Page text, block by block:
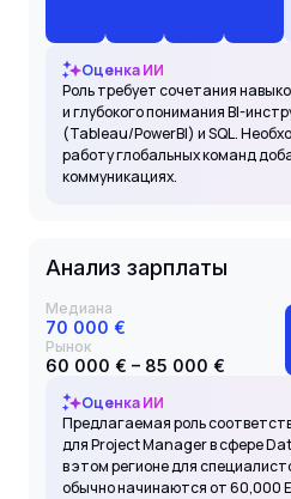
Оценка ИИ
Роль требует сочетания
и глубокого понимания BI-
(Tableau/PowerBI) и SQL.
работу глобальных команд
коммуникациях.
Анализ зарплаты
Медиана
70 000 €
Рынок
60 000 € – 85 000 €
Оценка ИИ
Предлагаемая роль
для Project Manager в сфере
в этом регионе для
обычно начинаются от 60,000